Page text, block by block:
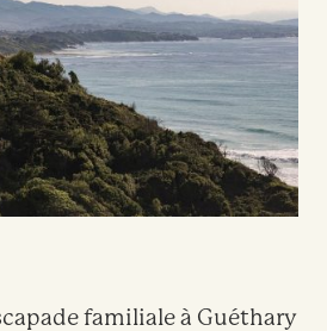
familiale à Guéthary